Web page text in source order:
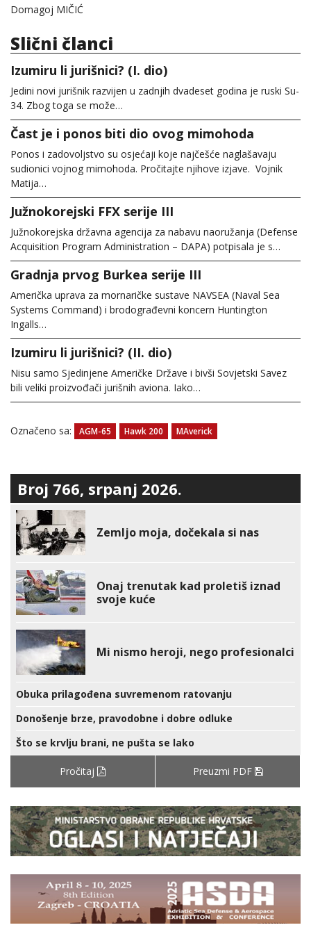
Domagoj MIČIĆ
Slični članci
Izumiru li jurišnici? (I. dio)
Jedini novi jurišnik razvijen u zadnjih dvadeset godina je ruski Su-
34. Zbog toga se može…
Čast je i ponos biti dio ovog mimohoda
Ponos i zadovoljstvo su osjećaji koje najčešće naglašavaju
sudionici vojnog mimohoda. Pročitajte njihove izjave. Vojnik
Matija…
Južnokorejski FFX serije III
Južnokorejska državna agencija za nabavu naoružanja (Defense
Acquisition Program Administration – DAPA) potpisala je s…
Gradnja prvog Burkea serije III
Američka uprava za mornaričke sustave NAVSEA (Naval Sea
Systems Command) i brodograđevni koncern Huntington
Ingalls…
Izumiru li jurišnici? (II. dio)
Nisu samo Sjedinjene Američke Države i bivši Sovjetski Savez
bili veliki proizvođači jurišnih aviona. Iako…
Označeno sa: AGM-65 Hawk 200 MAverick
Broj 766, srpanj 2026.
Zemljo moja, dočekala si nas
Onaj trenutak kad proletiš iznad
svoje kuće
Mi nismo heroji, nego profesionalci
Obuka prilagođena suvremenom ratovanju
Donošenje brze, pravodobne i dobre odluke
Što se krvlju brani, ne pušta se lako
Pročitaj Preuzmi PDF